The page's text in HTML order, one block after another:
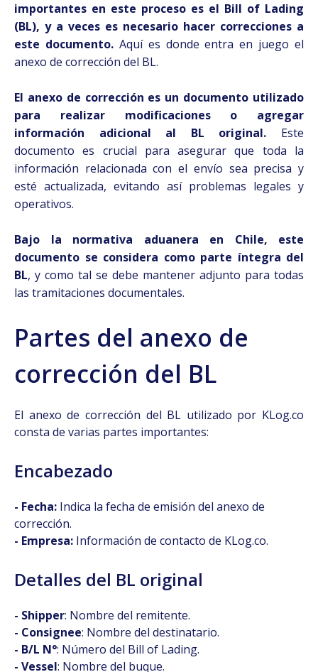
importantes en este proceso es el Bill of Lading
(BL), y a veces es necesario hacer correcciones a
este documento.Aquí es donde entra en juego el
anexo de corrección del BL.
El anexo de corrección es un documento utilizado
para realizar modificaciones o agregar
información adicional al BL original. Este
documento es crucial para asegurar que toda la
información relacionada con el envío sea precisa y
esté actualizada, evitando así problemas legales y
operativos.
Bajo la normativa aduanera en Chile, este
documento se considera como parte íntegra del
BL, y como tal se debe mantener adjunto para todas
las tramitaciones documentales.
Partes del anexo de
corrección del BL
El anexo de corrección del BL utilizado por KLog.co
consta de varias partes importantes:
Encabezado
- Fecha: Indica la fecha de emisión del anexo de
corrección.
- Empresa: Información de contacto de KLog.co.
Detalles del BL original
- Shipper: Nombre del remitente.
- Consignee: Nombre del destinatario.
- B/L N°: Número del Bill of Lading.
- Vessel: Nombre del buque.